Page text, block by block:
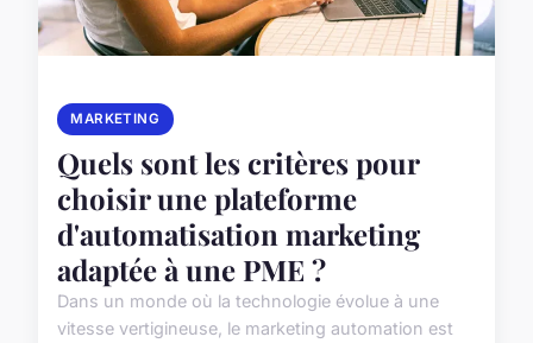
MARKETING
Quels sont les critères pour
choisir une plateforme
d'automatisation marketing
adaptée à une PME ?
Dans un monde où la technologie évolue à une
vitesse vertigineuse, le marketing automation est